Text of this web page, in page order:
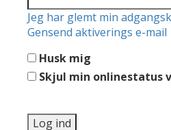
Jeg har glemt min
Gensend aktiverings e-mail
Husk mig
Skjul min onlinestatus